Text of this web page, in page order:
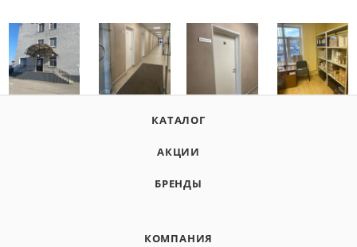
КАТАЛОГ
АКЦИИ
БРЕНДЫ
КОМПАНИЯ